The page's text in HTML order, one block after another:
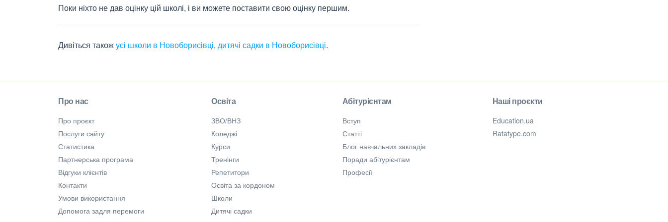
Поки ніхто не дав оцінку цій школі, і ви можете поставити свою оцінку першим.
Дивіться такожусі школи в Новоборисівці, дитячі садки в Новоборисівці.
Про нас
Про проєкт
Послуги сайту
Статистика
Партнерська програма
Відгуки клієнтів
Контакти
Умови використання
Допомога задля перемоги
Освіта
ЗВО/ВНЗ
Коледжі
Курси
Тренінги
Репетитори
Освіта за кордоном
Школи
Дитячі садки
Абітурієнтам
Вступ
Статті
Блог навчальних закладів
Поради абітурієнтам
Професії
Наші проєкти
Education.ua
Ratatype.com